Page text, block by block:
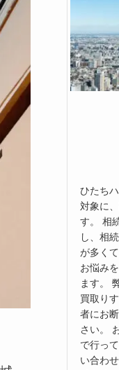
ひたち
対象に
す。 相
し、相
が多く
お悩み
ます。
買取り
者にお
さい。
で行っ
い合わ